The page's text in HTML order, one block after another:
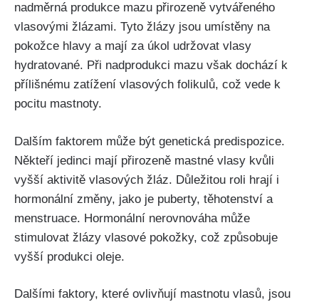
nadměrná​ produkce mazu přirozeně ⁤vytvářeného
‌vlasovými žlázami. ​Tyto žlázy‍ jsou umístěny na
pokožce hlavy a mají za úkol udržovat ‍vlasy
hydratované. Při nadprodukci mazu však ‍dochází⁤ k‍
přílišnému zatížení‌ vlasových​ folikulů, což⁢ vede k
pocitu mastnoty.
Dalším faktorem může být genetická predispozice.
Někteří jedinci ⁢mají přirozeně mastné​ vlasy kvůli
vyšší aktivitě vlasových žláz.‍ Důležitou roli hrají⁣ i
⁤hormonální změny, jako je puberty, těhotenství a
menstruace. Hormonální nerovnováha může
stimulovat‌ žlázy vlasové pokožky, což způsobuje
vyšší produkci oleje.
Dalšími ‍faktory,⁢ které ovlivňují mastnotu vlasů, ​jsou